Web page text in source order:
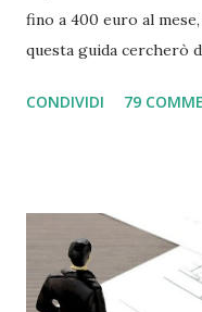
fino a 400 euro al
questa guida cercherò
(per il sussidio di 400
con più di 65 anni
come indicato per
per la social card
CONDIVIDI 79